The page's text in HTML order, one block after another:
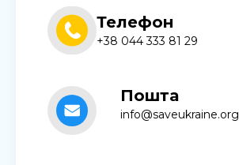
Телефон
+38 044 333 81 29
Пошта
info@saveukraine.org